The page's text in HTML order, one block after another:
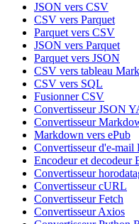
JSON vers CSV
CSV vers Parquet
Parquet vers CSV
JSON vers Parquet
Parquet vers JSON
CSV vers tableau
CSV vers SQL
Fusionner CSV
Convertisseur JSON
Convertisseur
Markdown vers ePub
Convertisseur d'e-
Encodeur et decodeur
Convertisseur
Convertisseur cURL
Convertisseur Fetch
Convertisseur Axios